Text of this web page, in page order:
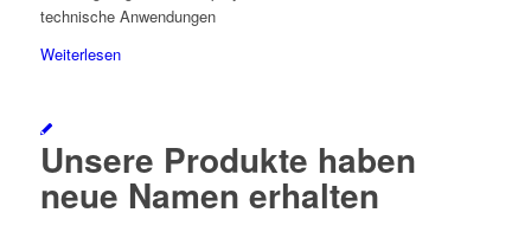
technische Anwendungen
Weiterlesen
Unsere Produkte haben
neue Namen erhalten